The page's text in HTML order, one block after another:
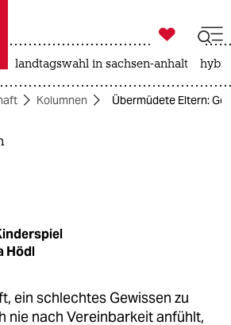
taz zahl ich
zahl ich

taz zahl ich
landtagswahl in sachsen-anhalt
Kolumnen Übermüdete Eltern:
Hödl
ein schlechtes Gewissen zu
nie nach Vereinbarkeit anfühlt,